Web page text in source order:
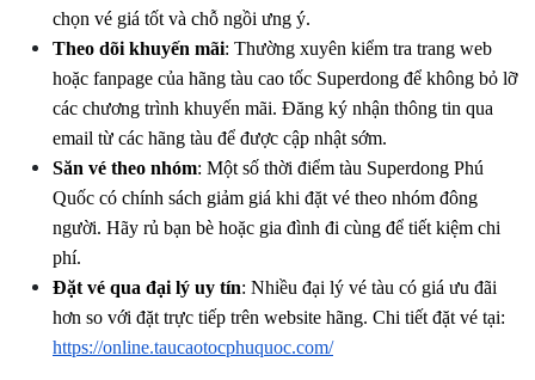
chọn vé giá tốt và chỗ ngồi ưng ý.
Theo dõi khuyến mãi: Thường xuyên kiểm tra trang web
hoặc fanpage của hãng tàu cao tốc Superdong để không bỏ lỡ
các chương trình khuyến mãi. Đăng ký nhận thông tin qua
email từ các hãng tàu để được cập nhật sớm.
Săn vé theo nhóm: Một số thời điểm tàu Superdong Phú
Quốc có chính sách giảm giá khi đặt vé theo nhóm đông
người. Hãy rủ bạn bè hoặc gia đình đi cùng để tiết kiệm chi
phí.
Đặt vé qua đại lý uy tín: Nhiều đại lý vé tàu có giá ưu đãi
hơn so với đặt trực tiếp trên website hãng. Chi tiết đặt vé tại:
https://online.taucaotocphuquoc.com/